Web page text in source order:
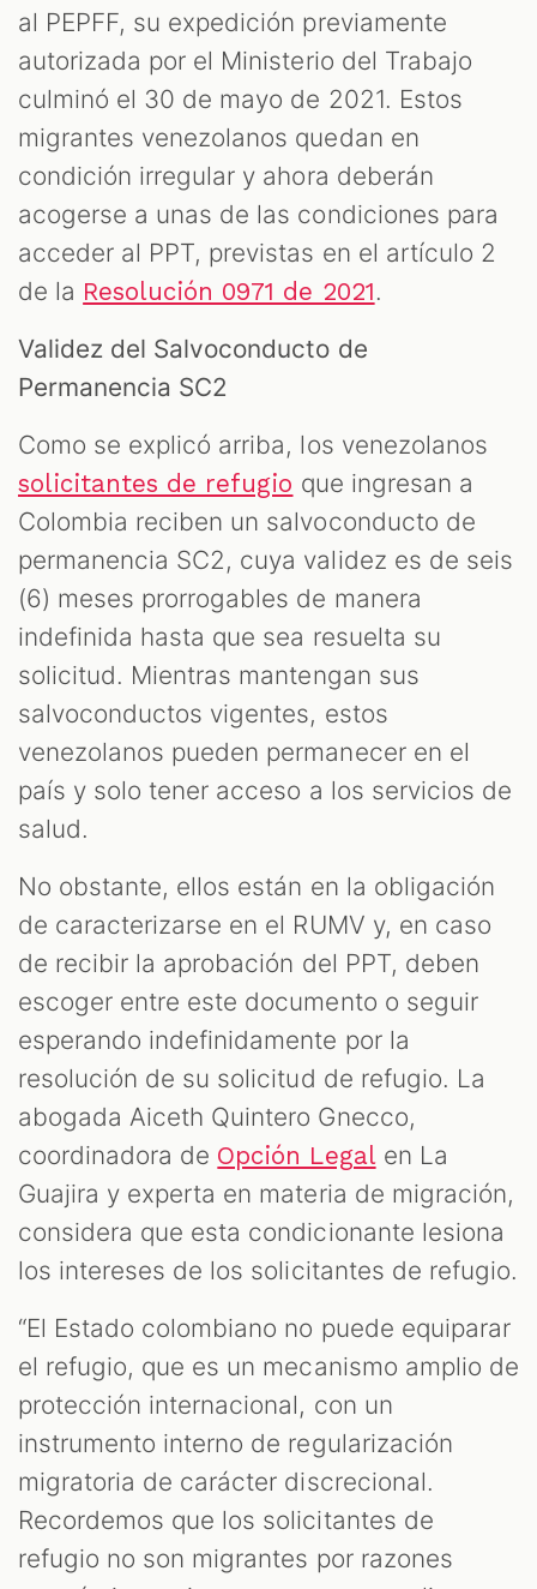
al PEPFF, su expedición previamente
autorizada por el Ministerio del Trabajo
culminó el 30 de mayo de 2021. Estos
migrantes venezolanos quedan en
condición irregular y ahora deberán
acogerse a unas de las condiciones para
acceder al PPT, previstas en el artículo 2
de la Resolución 0971 de 2021.
Validez del Salvoconducto de
Permanencia SC2
Como se explicó arriba, los venezolanos
solicitantes de refugio que ingresan a
Colombia reciben un salvoconducto de
permanencia SC2, cuya validez es de seis
(6) meses prorrogables de manera
indefinida hasta que sea resuelta su
solicitud. Mientras mantengan sus
salvoconductos vigentes, estos
venezolanos pueden permanecer en el
país y solo tener acceso a los servicios de
salud.
No obstante, ellos están en la obligación
de caracterizarse en el RUMV y, en caso
de recibir la aprobación del PPT, deben
escoger entre este documento o seguir
esperando indefinidamente por la
resolución de su solicitud de refugio. La
abogada Aiceth Quintero Gnecco,
coordinadora de Opción Legalen La
Guajira y experta en materia de migración,
considera que esta condicionante lesiona
los intereses de los solicitantes de refugio.
“El Estado colombiano no puede equiparar
el refugio, que es un mecanismo amplio de
protección internacional, con un
instrumento interno de regularización
migratoria de carácter discrecional.
Recordemos que los solicitantes de
refugio no son migrantes por razones